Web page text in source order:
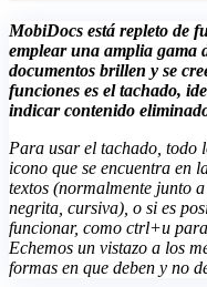
MobiDocs está repleto de
emplear una amplia gama
documentos brillen y se
funciones es el tachado,
indicar contenido
Para usar el tachado, todo
icono que se encuentra en
textos (normalmente junto
negrita, cursiva), o si es
funcionar, como ctrl+u
Echemos un vistazo a los
formas en que deben y no